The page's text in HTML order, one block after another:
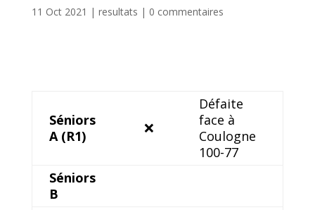
11 Oct 2021 | resultats | 0 commentaires
Séniors
A (R1)
❌
Défaite
face à
Coulogne
100-77
Séniors
B